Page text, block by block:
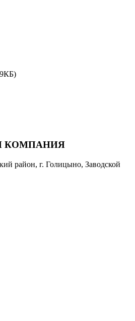
КОМПАНИЯ
район, г. Голицыно, Заводской